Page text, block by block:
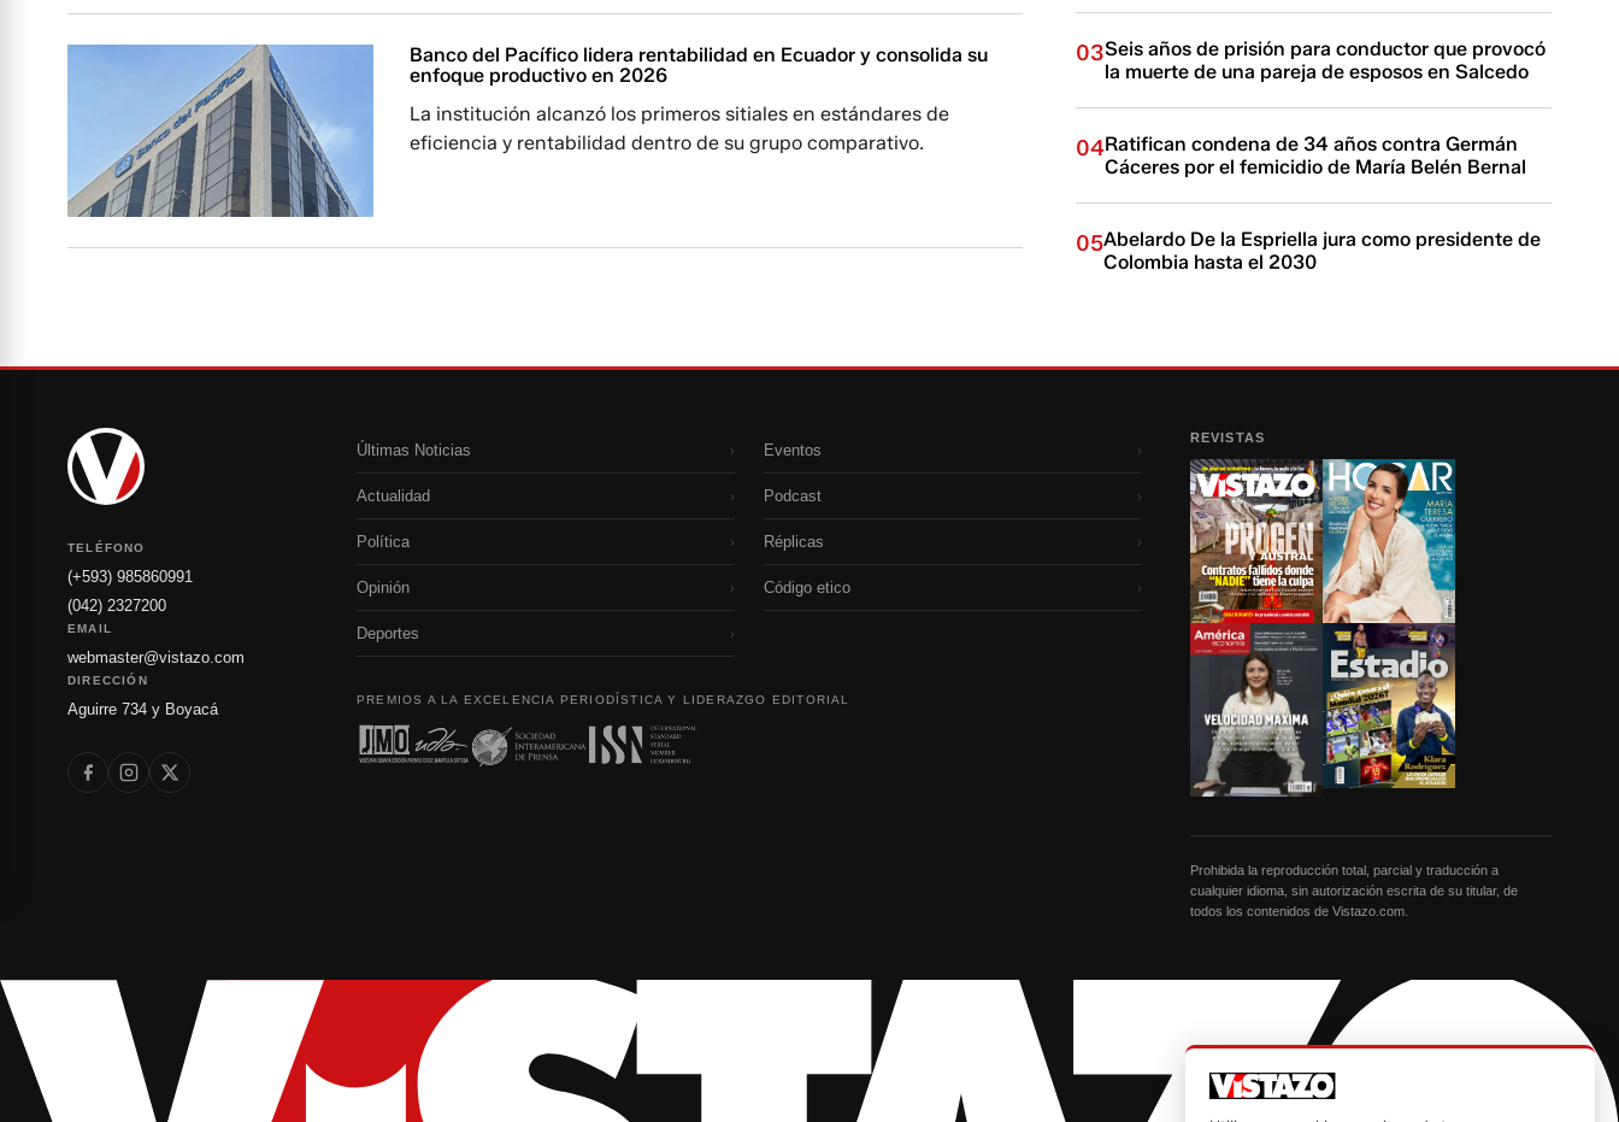
Banco del Pacífico lidera rentabilidad en Ecuador y consolida su
enfoque productivo en 2026
La institución alcanzó los primeros sitiales en estándares de
eficiencia y rentabilidad dentro de su grupo comparativo.
03Seis años de prisión para conductor que provocó
la muerte de una pareja de esposos en Salcedo
04Ratifican condena de 34 años contra Germán
Cáceres por el femicidio de María Belén Bernal
05Abelardo De la Espriella jura como presidente de
Colombia hasta el 2030
TELÉFONO
(+593) 985860991
(042) 2327200
EMAIL
webmaster@vistazo.com
DIRECCIÓN
Aguirre 734 y Boyacá
Últimas Noticias ›
Actualidad ›
Política ›
Opinión ›
Deportes ›
Eventos ›
Podcast ›
Réplicas ›
Código etico ›
PREMIOS A LA EXCELENCIA PERIODÍSTICA Y LIDERAZGO EDITORIAL
REVISTAS
Prohibida la reproducción total, parcial y traducción a
cualquier idioma, sin autorización escrita de su titular, de
todos los contenidos de Vistazo.com.